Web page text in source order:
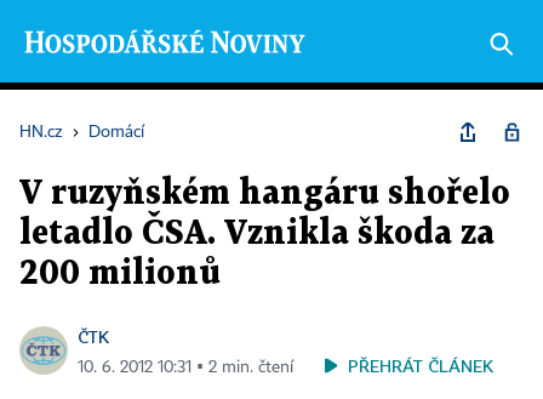
HN.cz › Domácí
V ruzyňském hangáru shořelo
letadlo ČSA. Vznikla škoda za
200 milionů
ČTK
10. 6. 2012 10:31 ▪ 2 min. čtení PŘEHRÁT ČLÁNEK